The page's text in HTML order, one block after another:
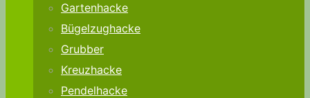
Gartenhacke
Bügelzughacke
Grubber
Kreuzhacke
Pendelhacke